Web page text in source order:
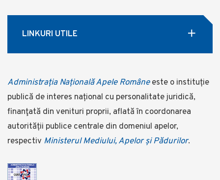
LINKURI UTILE
Administrația Națională Apele Româneeste o instituție
publică de interes național cu personalitate juridică,
finanţată din venituri proprii, aflată în coordonarea
autorității publice centrale din domeniul apelor,
respectiv Ministerul Mediului, Apelor și Pădurilor.